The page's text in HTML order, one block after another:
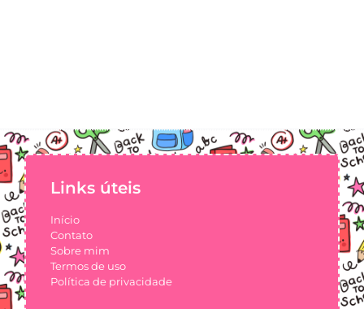
Links úteis
Início
Contato
Sobre mim
Termos de uso
Política de privacidade